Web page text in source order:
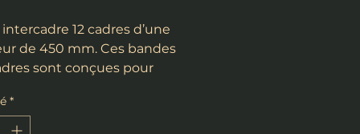
12 cadres d’une
de 450 mm. Ces bandes
sont conçues pour
le même espace entre
(parallèle) et lors de la
*